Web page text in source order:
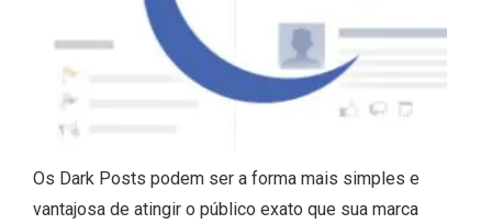
Os Dark Posts podem ser a forma mais simples e
vantajosa de atingir o público exato que sua marca